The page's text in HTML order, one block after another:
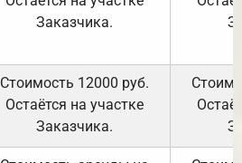
Заказчика.
Стоимость 12000 руб.
Остаётся на участке
Заказчика.